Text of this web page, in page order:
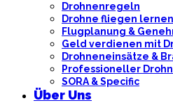
Drohnenregeln
Drohne fliegen lernen
Flugplanung &
Geld verdienen mit
Drohneneinsätze &
Professioneller
SORA & Specific
Über Uns